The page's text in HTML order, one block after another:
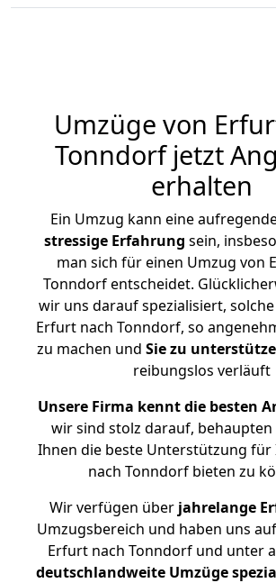
Umzüge von
Tonndorf jetzt
erhalten
Ein Umzug kann eine
stressige Erfahrung sein,
man sich für einen Umzug von
Tonndorf entscheidet.
wir uns darauf spezialisiert,
Erfurt nach Tonndorf, so
zu machen und Sie zu
reibungslos verläuft
Unsere Firma kennt die besten
wir sind stolz darauf, behaupten
Ihnen die beste Unterstützung für
nach Tonndorf bieten zu
Wir verfügen überjahrelange
Umzugsbereich und haben uns
Erfurt nach Tonndorf und unter
deutschlandweite Umzüge